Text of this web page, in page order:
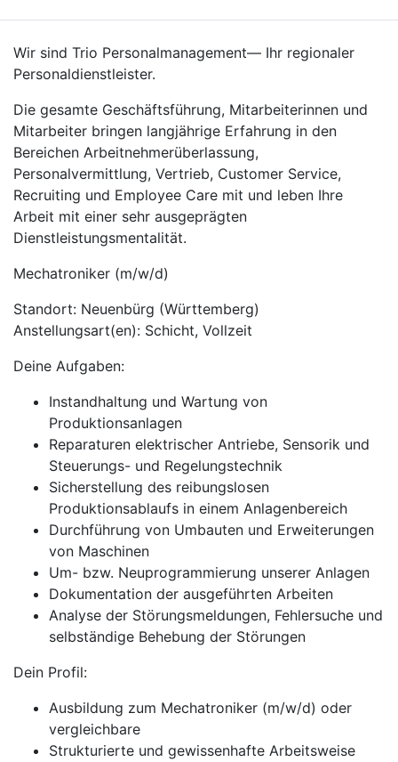
Wir sind Trio Personalmanagement— Ihr regionaler
Personaldienstleister.
Die gesamte Geschäftsführung, Mitarbeiterinnen und
Mitarbeiter bringen langjährige Erfahrung in den
Bereichen Arbeitnehmerüberlassung,
Personalvermittlung, Vertrieb, Customer Service,
Recruiting und Employee Care mit und leben Ihre
Arbeit mit einer sehr ausgeprägten
Dienstleistungsmentalität.
Mechatroniker (m/w/d)
Standort: Neuenbürg (Württemberg)
Anstellungsart(en): Schicht, Vollzeit
Deine Aufgaben:
Instandhaltung und Wartung von
Produktionsanlagen
Reparaturen elektrischer Antriebe, Sensorik und
Steuerungs- und Regelungstechnik
Sicherstellung des reibungslosen
Produktionsablaufs in einem Anlagenbereich
Durchführung von Umbauten und Erweiterungen
von Maschinen
Um- bzw. Neuprogrammierung unserer Anlagen
Dokumentation der ausgeführten Arbeiten
Analyse der Störungsmeldungen, Fehlersuche und
selbständige Behebung der Störungen
Dein Profil:
Ausbildung zum Mechatroniker (m/w/d) oder
vergleichbare
Strukturierte und gewissenhafte Arbeitsweise